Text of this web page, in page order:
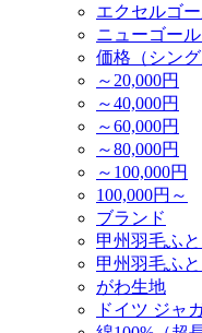
エクセルゴ
ニューゴー
価格（シング
～20,000円
～40,000円
～60,000円
～80,000円
～100,000円
100,000円～
ブランド
甲州羽毛ふ
甲州羽毛ふ
がわ生地
ドイツ ジャ